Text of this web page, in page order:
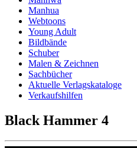
Manhua
Webtoons
Young Adult
Bildbände
Schuber
Malen & Zeichnen
Sachbücher
Aktuelle Verlagskataloge
Verkaufshilfen
Black Hammer 4